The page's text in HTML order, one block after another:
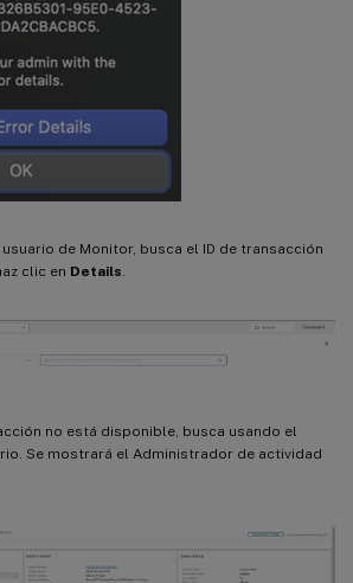
de Monitor, busca el ID de transacción
clic en Details
no está disponible, busca usando el
Se mostrará el Administrador de actividad